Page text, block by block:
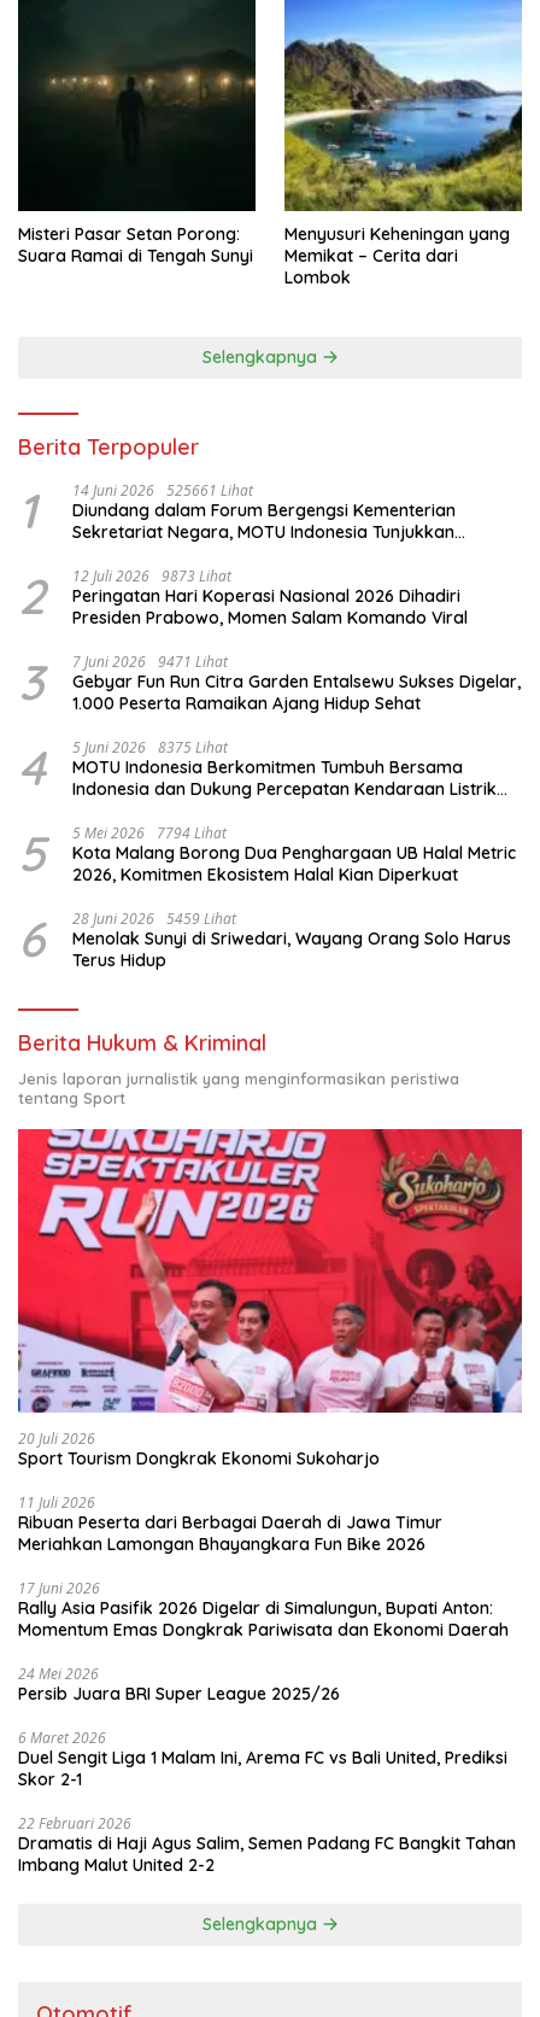
Misteri Pasar Setan Porong:
Suara Ramai di Tengah Sunyi
Menyusuri Keheningan yang
Memikat – Cerita dari
Lombok
Selengkapnya
Berita Terpopuler
1 14 Juni 2026 525661 Lihat
Diundang dalam Forum Bergengsi Kementerian
Sekretariat Negara, MOTU Indonesia Tunjukkan
2 12 Juli 2026 9873 Lihat
Peringatan Hari Koperasi Nasional 2026 Dihadiri
Presiden Prabowo, Momen Salam Komando Viral
3 7 Juni 2026 9471 Lihat
Gebyar Fun Run Citra Garden Entalsewu Sukses Digelar,
1.000 Peserta Ramaikan Ajang Hidup Sehat
4 5 Juni 2026 8375 Lihat
MOTU Indonesia Berkomitmen Tumbuh Bersama
Indonesia dan Dukung Percepatan Kendaraan Listrik
5 5 Mei 2026 7794 Lihat
Kota Malang Borong Dua Penghargaan UB Halal Metric
2026, Komitmen Ekosistem Halal Kian Diperkuat
6 28 Juni 2026 5459 Lihat
Menolak Sunyi di Sriwedari, Wayang Orang Solo Harus
Terus Hidup
Berita Hukum & Kriminal
Jenis laporan jurnalistik yang menginformasikan peristiwa
tentang Sport
20 Juli 2026
Sport Tourism Dongkrak Ekonomi Sukoharjo
11 Juli 2026
Ribuan Peserta dari Berbagai Daerah di Jawa Timur
Meriahkan Lamongan Bhayangkara Fun Bike 2026
17 Juni 2026
Rally Asia Pasifik 2026 Digelar di Simalungun, Bupati Anton:
Momentum Emas Dongkrak Pariwisata dan Ekonomi Daerah
24 Mei 2026
Persib Juara BRI Super League 2025/26
6 Maret 2026
Duel Sengit Liga 1 Malam Ini, Arema FC vs Bali United, Prediksi
Skor 2-1
22 Februari 2026
Dramatis di Haji Agus Salim, Semen Padang FC Bangkit Tahan
Imbang Malut United 2-2
Selengkapnya